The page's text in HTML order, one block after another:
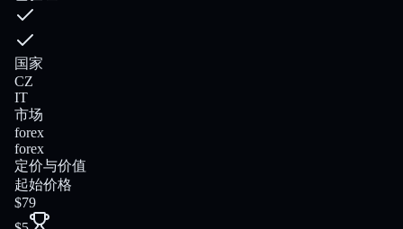
国家
CZ
IT
市场
forex
forex
定价与价值
起始价格
$79